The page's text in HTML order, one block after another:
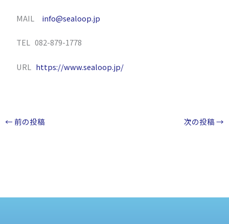
MAIL info@sealoop.jp
TEL 082-879-1778
URL https://www.sealoop.jp/
← 前の投稿 次の投稿→